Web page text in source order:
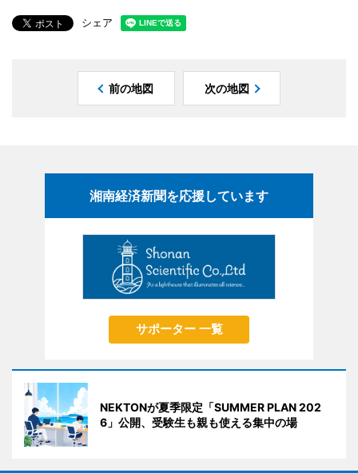
シェア
前の地図 次の地図
湘南経済新聞を応援しています
サポーター 一覧
NEKTONが夏季限定「SUMMER PLAN 202
6」公開、受験生も親も使える集中の場